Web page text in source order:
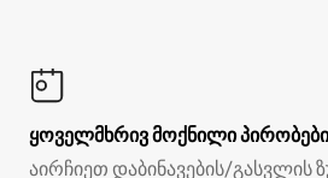
ყოველმხრივ მოქნილი პირობები
აირჩიეთ დაბინავების/გასვლის